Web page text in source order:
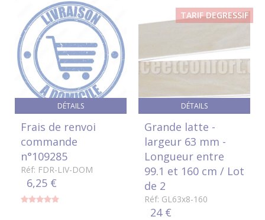
DÉTAILS
Frais de renvoi
commande
n°109285
Réf: FDR-LIV-DOM
6,25 €
DÉTAILS
TARIF DEGRESSIF
Grande latte -
largeur 63 mm -
Longueur entre
99.1 et 160 cm / Lot
de 2
Réf: GL63x8-160
24 €